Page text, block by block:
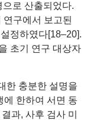
로 산출되었다.
연구에서 보고된
정하였다[18–20].
초기 연구 대상자
한 충분한 설명을
에 한하여 서면 동
과, 사후 검사 미